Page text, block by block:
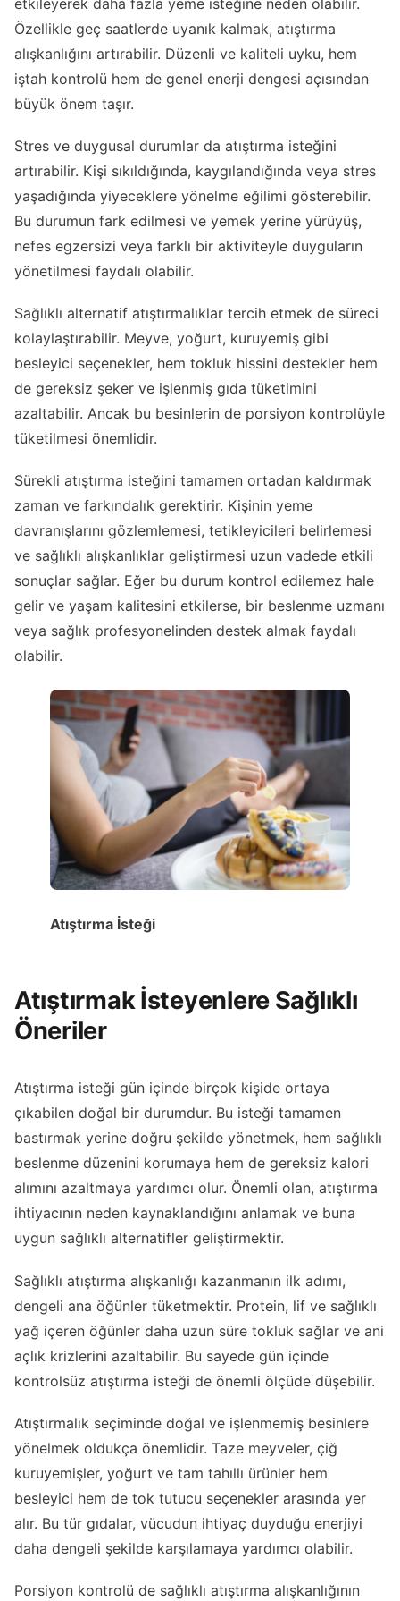
Özellikle geç saatlerde uyanık kalmak, atıştırma
alışkanlığını artırabilir. Düzenli ve kaliteli uyku, hem
iştah kontrolü hem de genel enerji dengesi açısından
büyük önem taşır.
Stres ve duygusal durumlar da atıştırma isteğini
artırabilir. Kişi sıkıldığında, kaygılandığında veya stres
yaşadığında yiyeceklere yönelme eğilimi gösterebilir.
Bu durumun fark edilmesi ve yemek yerine yürüyüş,
nefes egzersizi veya farklı bir aktiviteyle duyguların
yönetilmesi faydalı olabilir.
Sağlıklı alternatif atıştırmalıklar tercih etmek de süreci
kolaylaştırabilir. Meyve, yoğurt, kuruyemiş gibi
besleyici seçenekler, hem tokluk hissini destekler hem
de gereksiz şeker ve işlenmiş gıda tüketimini
azaltabilir. Ancak bu besinlerin de porsiyon kontrolüyle
tüketilmesi önemlidir.
Sürekli atıştırma isteğini tamamen ortadan kaldırmak
zaman ve farkındalık gerektirir. Kişinin yeme
davranışlarını gözlemlemesi, tetikleyicileri belirlemesi
ve sağlıklı alışkanlıklar geliştirmesi uzun vadede etkili
sonuçlar sağlar. Eğer bu durum kontrol edilemez hale
gelir ve yaşam kalitesini etkilerse, bir beslenme uzmanı
veya sağlık profesyonelinden destek almak faydalı
olabilir.
Atıştırma İsteği
Atıştırmak İsteyenlere Sağlıklı
Öneriler
Atıştırma isteği gün içinde birçok kişide ortaya
çıkabilen doğal bir durumdur. Bu isteği tamamen
bastırmak yerine doğru şekilde yönetmek, hem sağlıklı
beslenme düzenini korumaya hem de gereksiz kalori
alımını azaltmaya yardımcı olur. Önemli olan, atıştırma
ihtiyacının neden kaynaklandığını anlamak ve buna
uygun sağlıklı alternatifler geliştirmektir.
Sağlıklı atıştırma alışkanlığı kazanmanın ilk adımı,
dengeli ana öğünler tüketmektir. Protein, lif ve sağlıklı
yağ içeren öğünler daha uzun süre tokluk sağlar ve ani
açlık krizlerini azaltabilir. Bu sayede gün içinde
kontrolsüz atıştırma isteği de önemli ölçüde düşebilir.
Atıştırmalık seçiminde doğal ve işlenmemiş besinlere
yönelmek oldukça önemlidir. Taze meyveler, çiğ
kuruyemişler, yoğurt ve tam tahıllı ürünler hem
besleyici hem de tok tutucu seçenekler arasında yer
alır. Bu tür gıdalar, vücudun ihtiyaç duyduğu enerjiyi
daha dengeli şekilde karşılamaya yardımcı olabilir.
Porsiyon kontrolü de sağlıklı atıştırma alışkanlığının